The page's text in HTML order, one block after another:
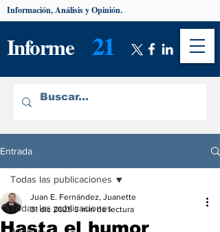
Informe 21
Información, Análisis y Opinión.
Entrada
Todas las publicaciones
Todas las publicaciones
Hasta el humor
Juan E. Fernández, Juanette
31 dic 2025 3 min de lectura